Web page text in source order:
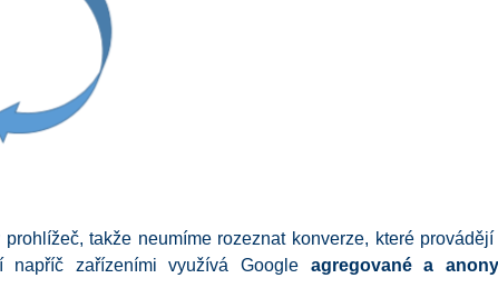
takže neumíme rozeznat konverze, které
zařízeními využívá Google agregované a